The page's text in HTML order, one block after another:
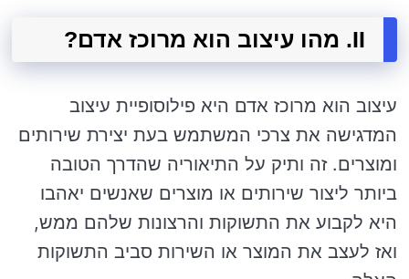
II. מהו עיצוב הוא מרוכז אדם?
עיצוב הוא מרוכז אדם היא פילוסופיית עיצוב
המדגישה את צרכי המשתמש בעת יצירת שירותים
ומוצרים. זה ותיק על התיאוריה שהדרך הטובה
ביותר ליצור שירותים או מוצרים שאנשים יאהבו
היא לקבוע את התשוקות והרצונות שלהם ממש,
ואז לעצב את המוצר או השירות סביב התשוקות